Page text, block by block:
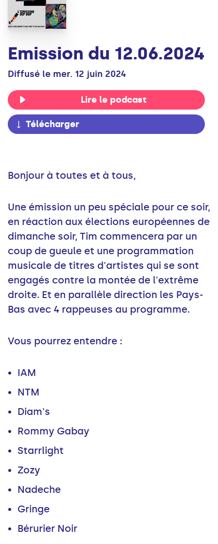
Emission du 12.06.2024
Diffusé le mer. 12 juin 2024
Lire le podcast
Télécharger
Bonjour à toutes et à tous,
Une émission un peu spéciale pour ce soir,
en réaction aux élections européennes de
dimanche soir, Tim commencera par un
coup de gueule et une programmation
musicale de titres d'artistes qui se sont
engagés contre la montée de l'extrême
droite. Et en parallèle direction les Pays-
Bas avec 4 rappeuses au programme.
Vous pourrez entendre :
IAM
NTM
Diam's
Rommy Gabay
Starrlight
Zozy
Nadeche
Gringe
Bérurier Noir